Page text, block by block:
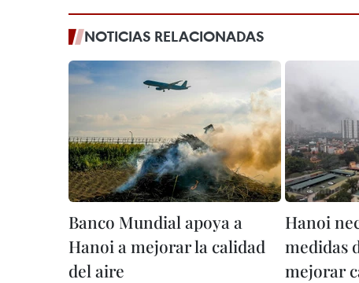
NOTICIAS RELACIONADAS
Banco Mundial apoya a
Hanoi a mejorar la calidad
del aire
Hanoi
medidas
mejorar